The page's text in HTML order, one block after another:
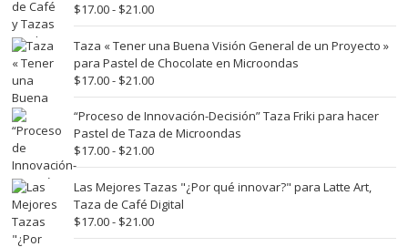
$17.00
hasta
$21.00
$17.00- $21.00Rango
de
precios:
desde
$17.00
hasta
$21.00
Taza « Tener una Buena Visión General de un Proyecto »
para Pastel de Chocolate en Microondas
$17.00- $21.00Rango
de
precios:
desde
$17.00
hasta
$21.00
“Proceso de Innovación-Decisión” Taza Friki para hacer
Pastel de Taza de Microondas
$17.00- $21.00Rango
de
precios:
desde
$17.00
hasta
Las Mejores Tazas "¿Por qué innovar?" para Latte Art,
Taza de Café Digital
$17.00- $21.00Rango
de